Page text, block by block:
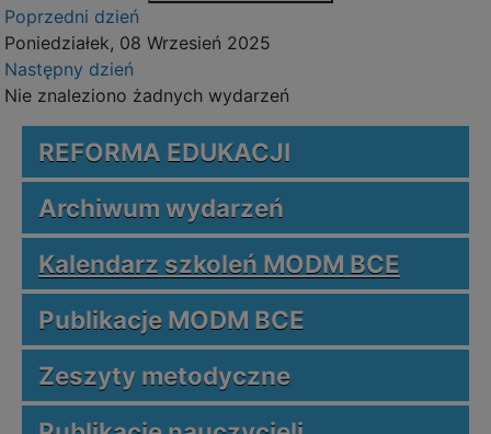
Poprzedni dzień
Poniedziałek, 08 Wrzesień 2025
Następny dzień
Nie znaleziono żadnych wydarzeń
REFORMA EDUKACJI
Archiwum wydarzeń
Kalendarz szkoleń MODM BCE
Publikacje MODM BCE
Zeszyty metodyczne